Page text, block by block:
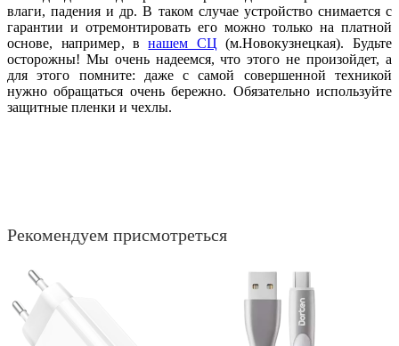
влаги, падения и др. В таком случае устройство снимается с
гарантии и отремонтировать его можно только на платной
основе, например, внашем СЦ (м.Новокузнецкая). Будьте
осторожны! Мы очень надеемся, что этого не произойдет, а
для этого помните: даже с самой совершенной техникой
нужно обращаться очень бережно. Обязательно используйте
защитные пленки и чехлы.
Рекомендуем присмотреться